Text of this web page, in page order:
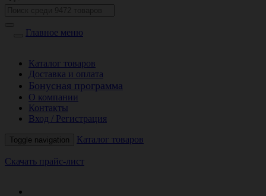
Главное меню
Каталог товаров
Доставка и оплата
Бонусная программа
О компании
Контакты
Вход / Регистрация
Toggle navigation Каталог товаров
Скачать прайс-лист